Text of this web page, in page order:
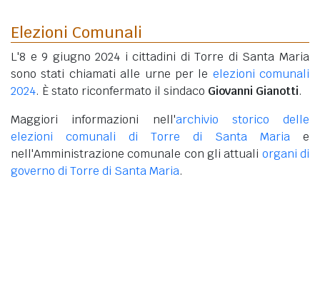
Elezioni Comunali
L'8 e 9 giugno 2024 i cittadini di Torre di Santa Maria
sono stati chiamati alle urne per le elezioni comunali
2024. È stato riconfermato il sindaco Giovanni Gianotti.
Maggiori informazioni nell'archivio storico delle
elezioni comunali di Torre di Santa Maria e
nell'Amministrazione comunale con gli attuali organi di
governo di Torre di Santa Maria.